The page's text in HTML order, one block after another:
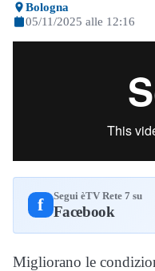
Bologna
05/11/2025 alle 12:16
f Segui èTV Rete 7 su
Facebook
Migliorano le